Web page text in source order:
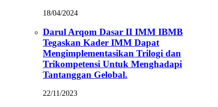
18/04/2024
Darul Arqom Dasar II IMM IBMB
Tegaskan Kader IMM Dapat
Mengimplementasikan Trilogi dan
Trikompetensi Untuk Menghadapi
Tantanggan Gelobal.
22/11/2023